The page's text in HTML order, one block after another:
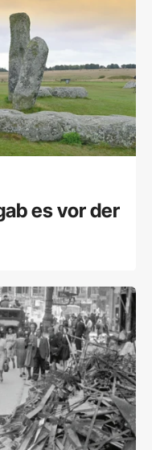
es vor der